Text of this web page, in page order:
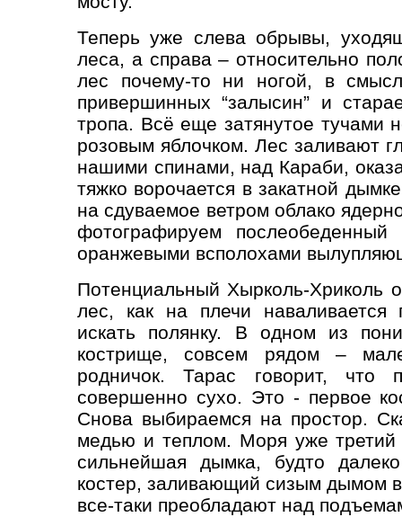
Теперь уже слева обрывы,
леса, а справа – относительно
лес почему-то ни ногой, в
привершинных “залысин” и
тропа. Всё еще затянутое тучами
розовым яблочком. Лес заливают
нашими спинами, над Караби,
тяжко ворочается в закатной
на сдуваемое ветром облако
фотографируем
оранжевыми всполохами
Потенциальный Хырколь-Хриколь
лес, как на плечи наваливается
искать полянку. В одном из
кострище, совсем рядом –
родничок. Тарас говорит,
совершенно сухо. Это - первое
Снова выбираемся на простор.
медью и теплом. Моря уже третий
сильнейшая дымка, будто
костер, заливающий сизым дымом
все-таки преобладают над